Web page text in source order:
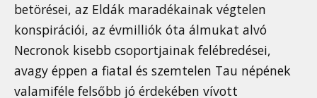
betörései, az Eldák maradékainak végtelen
konspirációi, az évmilliók óta álmukat alvó
Necronok kisebb csoportjainak felébredései,
avagy éppen a fiatal és szemtelen Tau népének
valamiféle felsőbb jó érdekében vívott